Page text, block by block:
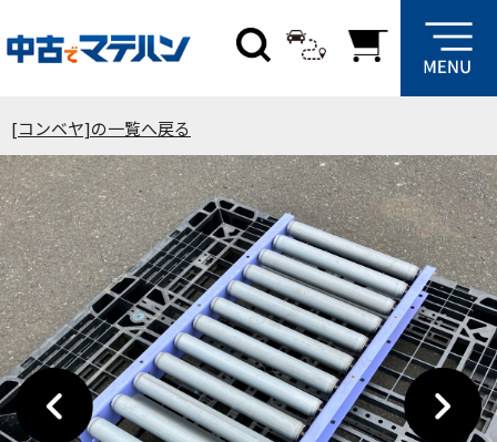
[コンベヤ]の一覧へ戻る